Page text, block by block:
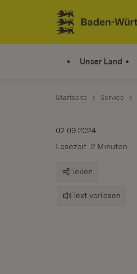
Zum Inhalt springen
Link zur Startseite
Unser Land
Startseite Service
02.09.2024
Lesezeit: 2 Minuten
Teilen
Text vorlesen